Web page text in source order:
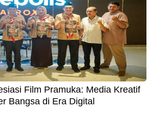
Film Pramuka: Media Kreatif
Bangsa di Era Digital